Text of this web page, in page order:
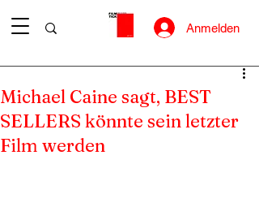
Anmelden
Michael Caine sagt, BEST
SELLERS könnte sein letzter
Film werden